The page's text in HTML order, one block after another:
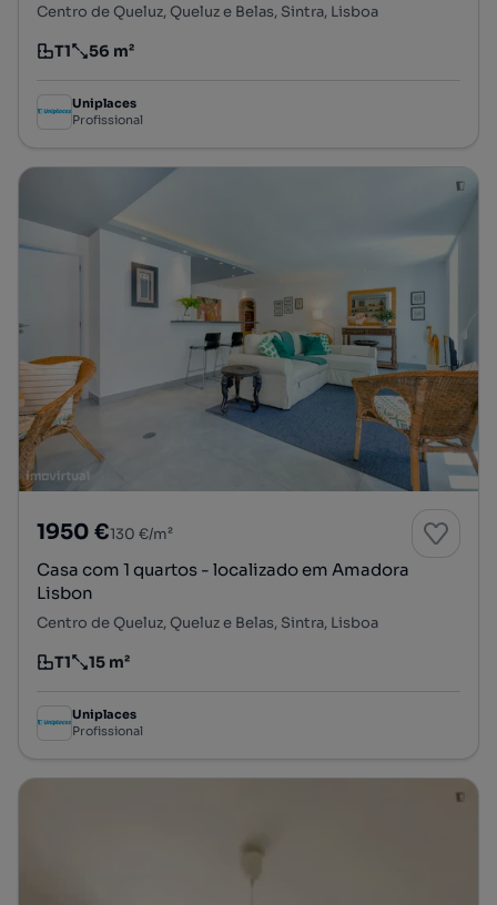
Centro de Queluz, Queluz e Belas, Sintra, Lisboa
Tipologia
T1
Preço por metro quadrado
56 m²
Uniplaces
Profissional
1950 €130 €/m²
Casa com 1 quartos - localizado em Amadora
Lisbon
Centro de Queluz, Queluz e Belas, Sintra, Lisboa
Tipologia
T1
Preço por metro quadrado
15 m²
Uniplaces
Profissional